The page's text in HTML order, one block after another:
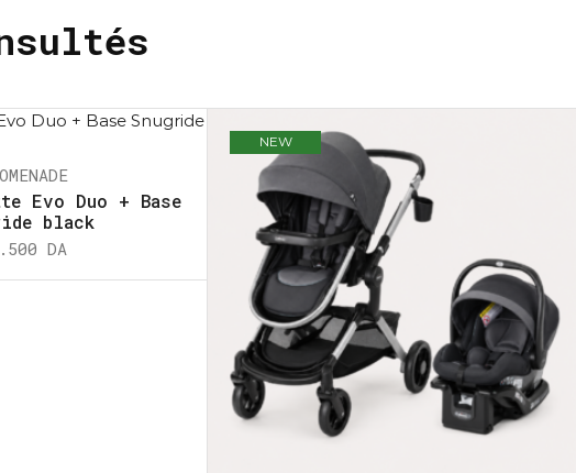
Evo Duo + Base
black
DA
NEW